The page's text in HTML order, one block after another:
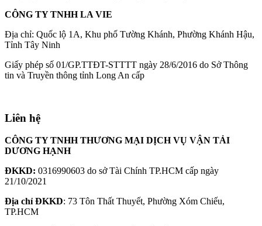
CÔNG TY TNHH LA VIE
Địa chỉ: Quốc lộ 1A, Khu phố Tường Khánh, Phường Khánh Hậu,
Tỉnh Tây Ninh
Giấy phép số 01/GP.TTĐT-STTTT ngày 28/6/2016 do Sở Thông
tin và Truyền thông tỉnh Long An cấp
Liên hệ
CÔNG TY TNHH THƯƠNG MẠI DỊCH VỤ VẬN TẢI
DƯƠNG HẠNH
ĐKKD: 0316990603 do sở Tài Chính TP.HCM cấp ngày
21/10/2021
Địa chỉ ĐKKD: 73 Tôn Thất Thuyết, Phường Xóm Chiếu,
TP.HCM